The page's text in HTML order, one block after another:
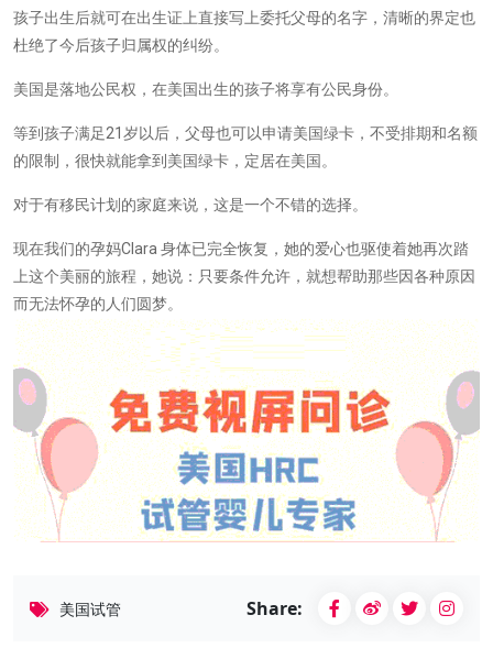
孩子出生后就可在出生证上直接写上委托父母的名字，清晰的界定也
杜绝了今后孩子归属权的纠纷。
美国是落地公民权，在美国出生的孩子将享有公民身份。
等到孩子满足21岁以后，父母也可以申请美国绿卡，不受排期和名额
的限制，很快就能拿到美国绿卡，定居在美国。
对于有移民计划的家庭来说，这是一个不错的选择。
现在我们的孕妈Clara 身体已完全恢复，她的爱心也驱使着她再次踏
上这个美丽的旅程，她说：只要条件允许，就想帮助那些因各种原因
而无法怀孕的人们圆梦。
美国试管 Share: